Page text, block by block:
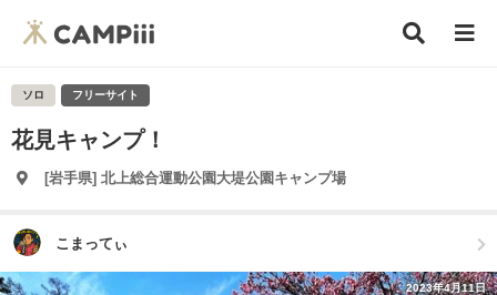
ソロ フリーサイト
花見キャンプ！
[岩手県] 北上総合運動公園大堤公園キャンプ場
こまってぃ
2023年4月11日